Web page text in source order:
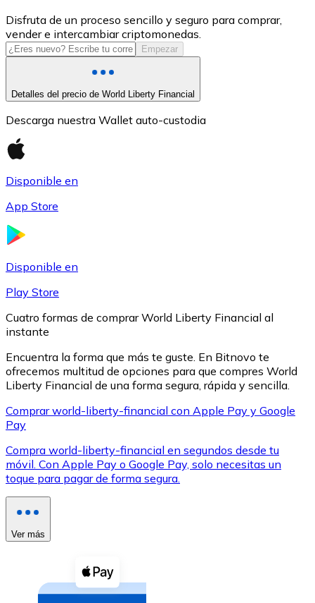
USDC
Ver todo
Efectivo
Compra criptomonedas con efectivo en tu tienda más
Transferencia SEPA
Disfruta de un proceso sencillo y seguro para comprar,
vender e intercambiar criptomonedas.
Empezar
Detalles del precio de World Liberty Financial
Descarga nuestra Wallet auto-custodia
Disponible en
App Store
Disponible en
Play Store
Cuatro formas de comprar World Liberty Financial al
instante
Encuentra la forma que más te guste. En Bitnovo te
ofrecemos multitud de opciones para que compres World
Liberty Financial de una forma segura, rápida y sencilla.
Comprar world-liberty-financial con Apple Pay y Google
Pay
Compra world-liberty-financial en segundos desde tu
móvil. Con Apple Pay o Google Pay, solo necesitas un
toque para pagar de forma segura.
Ver más